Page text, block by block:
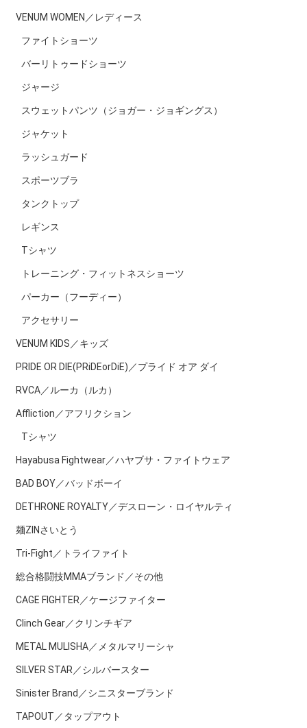
VENUM WOMEN／レディース
ファイトショーツ
バーリトゥードショーツ
ジャージ
スウェットパンツ（ジョガー・ジョギングス）
ジャケット
ラッシュガード
スポーツブラ
タンクトップ
レギンス
Tシャツ
トレーニング・フィットネスショーツ
パーカー（フーディー）
アクセサリー
VENUM KIDS／キッズ
PRIDE OR DIE(PRiDEorDiE)／プライド オア ダイ
RVCA／ルーカ（ルカ）
Affliction／アフリクション
Tシャツ
Hayabusa Fightwear／ハヤブサ・ファイトウェア
BAD BOY／バッドボーイ
DETHRONE ROYALTY／デスローン・ロイヤルティ
麺ZINさいとう
Tri-Fight／トライファイト
総合格闘技MMAブランド／その他
CAGE FIGHTER／ケージファイター
Clinch Gear／クリンチギア
METAL MULISHA／メタルマリーシャ
SILVER STAR／シルバースター
Sinister Brand／シニスターブランド
TAPOUT／タップアウト